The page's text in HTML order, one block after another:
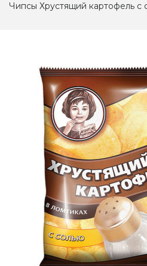
Чипсы Хрустящий картофель с